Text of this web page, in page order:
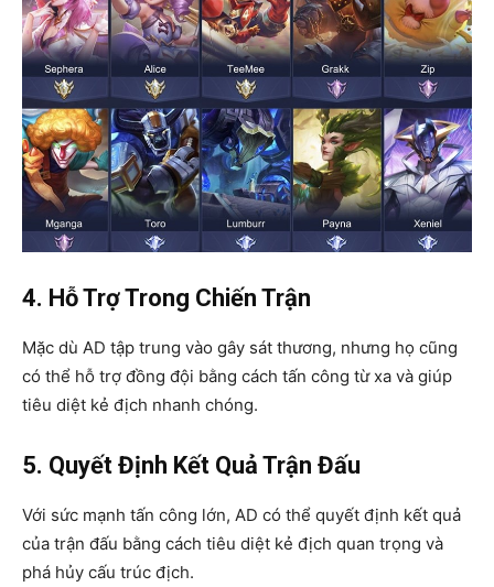
4. Hỗ Trợ Trong Chiến Trận
Mặc dù AD tập trung vào gây sát thương, nhưng họ cũng
có thể hỗ trợ đồng đội bằng cách tấn công từ xa và giúp
tiêu diệt kẻ địch nhanh chóng.
5. Quyết Định Kết Quả Trận Đấu
Với sức mạnh tấn công lớn, AD có thể quyết định kết quả
của trận đấu bằng cách tiêu diệt kẻ địch quan trọng và
phá hủy cấu trúc địch.